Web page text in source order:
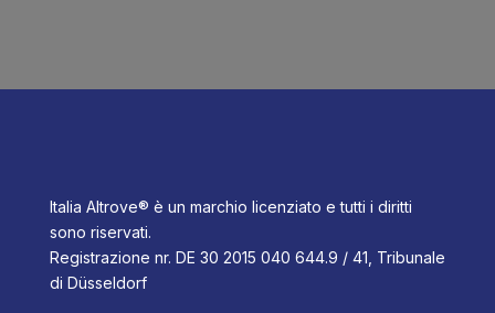
Italia Altrove® è un marchio licenziato e tutti i diritti
sono riservati.
Registrazione nr. DE 30 2015 040 644.9 / 41, Tribunale
di Düsseldorf